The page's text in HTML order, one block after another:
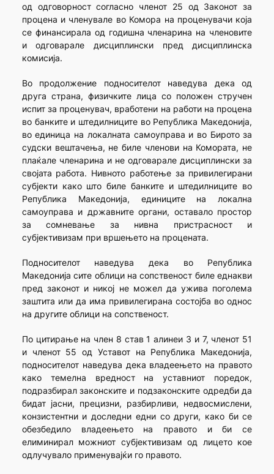
од одговорност согласно членот 25 од Законот за
процена и членувале во Комора на проценувачи која
се финансирала од годишна членарина на членовите
и одговарале дисциплински пред дисциплинска
комисија.
Во продолжение подносителот наведува дека од
друга страна, физичките лица со положен стручен
испит за проценувач, вработени на работи на процена
во банките и штедилниците во Република Македонија,
во единица на локалната самоуправа и во Бирото за
судски вештачења, не биле членови на Комората, не
плаќале членарина и не одговарале дисциплински за
својата работа. Нивното работење за привилегирани
субјекти како што биле банките и штедилниците во
Република Македонија, единиците на локална
самоуправа и државните органи, оставало простор
за сомневање за нивна пристрасност и
субјективизам при вршењето на процената.
Подносителот наведува дека во Република
Македонија сите облици на сопственост биле еднакви
пред законот и никој не можел да ужива поголема
заштита или да има привилегирана состојба во однос
на другите облици на сопственост.
По цитирање на член 8 став 1 алинеи 3 и 7, членот 51
и членот 55 од Уставот на Република Македонија,
подносителот наведува дека владеењето на правото
како темелна вредност на уставниот поредок,
подразбирал законските и подзаконските одредби да
бидат јасни, прецизни, разбирливи, недвосмислени,
конзистентни и доследни едни со други, како би се
обезбедило владеењето на правото и би се
елиминирал можниот субјективизам од лицето кое
одлучувало применувајќи го правото.